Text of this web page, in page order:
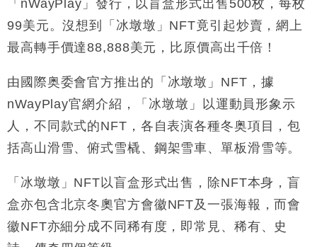
15:47
財經｜恒隆10月換帥 玩具「反」斗城亞洲CEO蔡德
粦接任
13:44
財經｜內地7月美元計價出口增近24%勝預期 貿易順
差達1125億美元
12:44
財經｜日本春季三度入市撐日圓 4月單日斥6.28萬億
日圓干預創新高
張
15:59
財經｜SA售股自救後再出手 斥4億美元押注未上市公
司
「 nWayPlay 」發行，以盲盒形式出售 500枚，每枚
99美元。沒想到「冰墩墩」 NFT竟引起炒賣，網上
最高轉手價達88,888美元，比原價高出千倍！
由國際奥委會官方推出的「冰墩墩」 NFT ，據
nWayPlay官網介紹，「冰墩墩」以運動員形象示
人，不同款式的NFT ，各自表演各種冬奥項目，包
括高山滑雪、俯式雪橇、鋼架雪車、單板滑雪等。
「冰墩墩」 NFT 以盲盒形式出售，除NFT本身，盲
盒亦包含北京冬奧官方會徽NFT及一張海報，而會
徽NFT亦細分成不同稀有度，即常見、稀有、史